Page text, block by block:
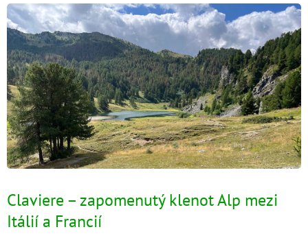
V
ý
p
i
s
č
l
á
n
k
ů
Claviere – zapomenutý klenot Alp mezi
Itálií a Francií